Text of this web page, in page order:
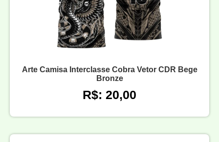
Arte Camisa Interclasse Cobra Vetor CDR Bege
Bronze
R$: 20,00